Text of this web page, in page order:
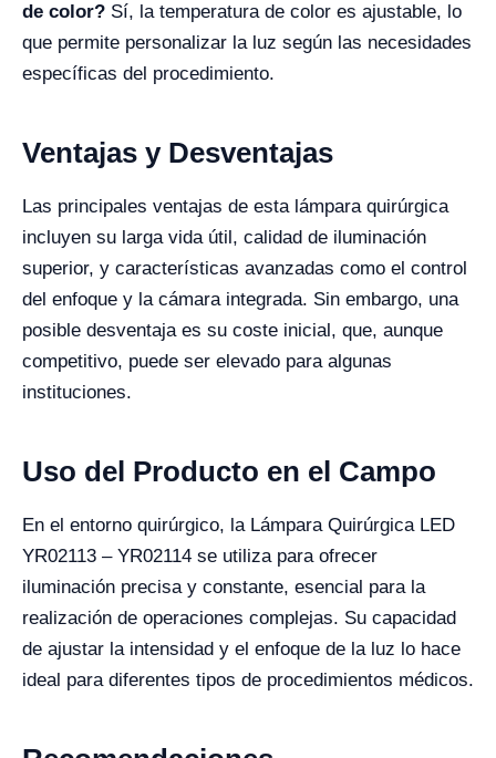
de color? Sí, la temperatura de color es ajustable, lo
que permite personalizar la luz según las necesidades
específicas del procedimiento.
Ventajas y Desventajas
Las principales ventajas de esta lámpara quirúrgica
incluyen su larga vida útil, calidad de iluminación
superior, y características avanzadas como el control
del enfoque y la cámara integrada. Sin embargo, una
posible desventaja es su coste inicial, que, aunque
competitivo, puede ser elevado para algunas
instituciones.
Uso del Producto en el Campo
En el entorno quirúrgico, la Lámpara Quirúrgica LED
YR02113 – YR02114 se utiliza para ofrecer
iluminación precisa y constante, esencial para la
realización de operaciones complejas. Su capacidad
de ajustar la intensidad y el enfoque de la luz lo hace
ideal para diferentes tipos de procedimientos médicos.